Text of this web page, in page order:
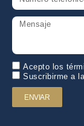
Acepto los
Suscribirme a
ENVIAR